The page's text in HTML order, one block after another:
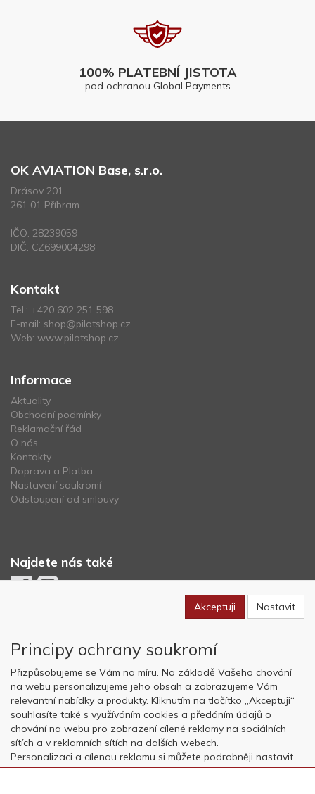
100% PLATEBNÍ JISTOTA
pod ochranou Global Payments
OK AVIATION Base, s.r.o.
Drásov 201
261 01 Příbram
IČO: 28239059
DIČ: CZ699004298
Kontakt
Tel.: +420 602 251 598
E-mail: shop@pilotshop.cz
Web: www.pilotshop.cz
Informace
Aktuality
Obchodní podmínky
Reklamační řád
O nás
Kontakty
Doprava a Platba
Nastavení soukromí
Odstoupení od smlouvy
Najdete nás také
Copyright © OK AVIATION Base, s.r.o. 2022, powered byABRA E-
shop
Akceptuji Nastavit
Principy ochrany soukromí
Přizpůsobujeme se Vám na míru. Na základě Vašeho chování
na webu personalizujeme jeho obsah a zobrazujeme Vám
relevantní nabídky a produkty. Kliknutím na tlačítko „Akceptuji“
souhlasíte také s využíváním cookies a předáním údajů o
chování na webu pro zobrazení cílené reklamy na sociálních
sítích a v reklamních sítích na dalších webech.
Personalizaci a cílenou reklamu si můžete podrobněji nastavit
nebo kdykoli vypnout po kliknutí na tlačítko „Nastavit“.